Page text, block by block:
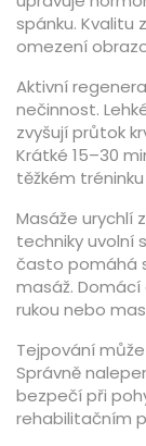
spánku. Kvalitu
omezení
Aktivní
nečinnost.
zvyšují průtok
Krátké 15–30
těžkém
Masáže urychlí
techniky uvolní
často pomáhá
masáž.
rukou nebo
Tejpování
Správně
bezpečí při
rehabilitačním